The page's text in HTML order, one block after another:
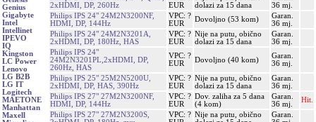
Genius
Gigabyte
Intel
Intellinet
IPEVO
IQ
Kingston
LC Power
Lenovo
LG B2B
LG IT
Logitech
MAETONE
Manhattan
Maxell
2xHDMI, DP, 260Hz
EUR
dolazi za 15 dana
36 mj.
Philips IPS 24" 24M2N3200NF,
HDMI, DP, 144Hz
VPC: ?
EUR
Dovoljno (53 kom)
Garan.
36 mj.
Philips IPS 24" 24M2N3201A,
2xHDMI, DP, 180Hz, HAS
VPC: ?
EUR
Nije na putu, obično
dolazi za 15 dana
Garan.
36 mj.
Philips IPS 24"
24M2N3201PL,2xHDMI, DP,
260Hz, HAS
VPC: ?
EUR
Dovoljno (40 kom)
Garan.
36 mj.
Philips IPS 25" 25M2N5200U,
2xHDMI, DP, HAS, 390Hz
VPC: ?
EUR
Nije na putu, obično
dolazi za 15 dana
Garan.
36 mj.
Philips IPS 27" 27M2N3200NF,
HDMI, DP, 144Hz
VPC: ?
EUR
Dov. zaliha za 5 dana
(4 kom)
Garan.
36 mj.
Hit.
Philips IPS 27" 27M2N3200S,
VPC: ? Nije na putu, obično
Garan.